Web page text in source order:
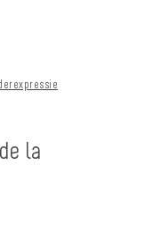
la